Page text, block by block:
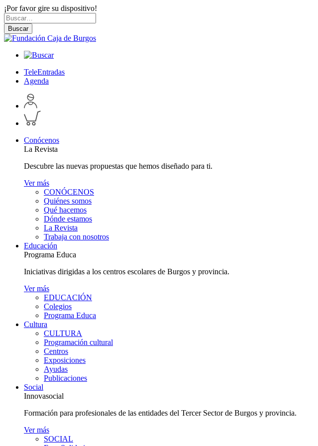
¡Por favor gire su dispositivo!
Skip
to
content
Buscar
por:Buscar
TeleEntradas
Agenda
Acceder
a
perfil
personal
Inspeccionar
carrito
Conócenos
La Revista
Descubre las nuevas propuestas que hemos diseñado para ti.
Ver más
CONÓCENOS
Quiénes somos
Qué hacemos
Dónde estamos
La Revista
Trabaja con nosotros
Educación
Programa Educa
Iniciativas dirigidas a los centros escolares de Burgos y provincia.
Ver más
EDUCACIÓN
Colegios
Programa Educa
Cultura
CULTURA
Programación cultural
Centros
Exposiciones
Ayudas
Publicaciones
Social
Innovasocial
Formación para profesionales de las entidades del Tercer Sector de Burgos y provincia.
Ver más
SOCIAL